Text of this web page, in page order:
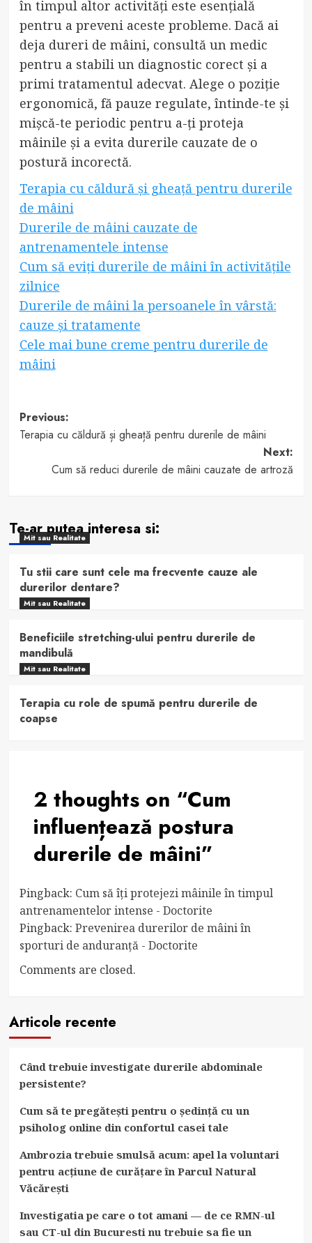
în timpul altor activități este esențială
pentru a preveni aceste probleme. Dacă ai
deja dureri de mâini, consultă un medic
pentru a stabili un diagnostic corect și a
primi tratamentul adecvat. Alege o poziție
ergonomică, fă pauze regulate, întinde-te și
mișcă-te periodic pentru a-ți proteja
mâinile și a evita durerile cauzate de o
postură incorectă.
Terapia cu căldură și gheață pentru durerile
de mâini
Durerile de mâini cauzate de
antrenamentele intense
Cum să eviți durerile de mâini în activitățile
zilnice
Durerile de mâini la persoanele în vârstă:
cauze și tratamente
Cele mai bune creme pentru durerile de
mâini
Post
navigation
Previous:
Terapia cu căldură și gheață pentru durerile de mâini
Next:
Cum să reduci durerile de mâini cauzate de artroză
Te-ar putea interesa si:
Mit sau Realitate
Tu stii care sunt cele ma frecvente cauze ale
durerilor dentare?
Mit sau Realitate
Beneficiile stretching-ului pentru durerile de
mandibulă
Mit sau Realitate
Terapia cu role de spumă pentru durerile de
coapse
2 thoughts on “Cum
influențează postura
durerile de mâini”
Pingback: Cum să îți protejezi mâinile în timpul
antrenamentelor intense - Doctorite
Pingback: Prevenirea durerilor de mâini în
sporturi de anduranță - Doctorite
Comments are closed.
Articole recente
Când trebuie investigate durerile abdominale
persistente?
Cum să te pregătești pentru o ședință cu un
psiholog online din confortul casei tale
Ambrozia trebuie smulsă acum: apel la voluntari
pentru acțiune de curățare în Parcul Natural
Văcărești
Investigatia pe care o tot amani — de ce RMN-ul
sau CT-ul din Bucuresti nu trebuie sa fie un